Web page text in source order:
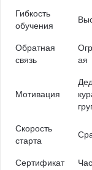
Гибкость
обучения
Обратная
связь
ая
Мотивация
Скорость
старта
Сертификат